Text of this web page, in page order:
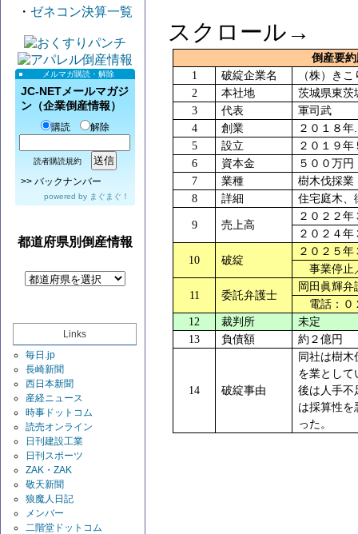
・ ゼネコン決算一覧
メルマガ購読・解除
JC-NETメールマガジ
ン（企業倒産情報）
購読 解除
読者購読規約
>> バックナンバー
powered by まぐまぐ！
都道府県別倒産情報
Links
毎日.jp
長崎新聞
西日本新聞
産経ニュース
時事ドットコム
読売オンライン
日刊建設工業
日刊スポーツ
ZAK・ZAK
敬天新聞
狼魔人日記
メンバー
二階堂ドットコム
スクロール→
倒産要
1
破綻企業名
（株）きこ
2
本社地
茨城県東茨
3
代表
軍司武
4
創業 ２０１８年.
5 設立
２０１９年
6
資本金
５００万円
7
業種
樹木伐採業
8
詳細 住宅庭木、
9 売上高
２０２２
２０２４
10 破綻
２０２５
事業停止
11 委託弁護士
岡田眞輝
電話：０
12
裁判所
未定
13
負債額 約２億円
14 破綻事由
同社は樹
を業として
後は人手不
は採算性を
った。